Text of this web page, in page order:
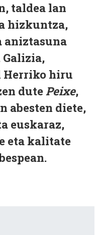
taldea lan
hizkuntza,
aniztasuna
Herriko hiru
dutePeixe,
abesten diete,
euskaraz,
eta kalitate